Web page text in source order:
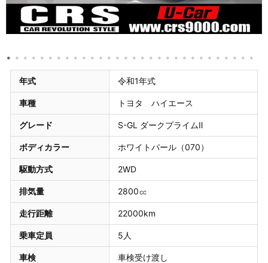
年式 令和1年式
車種 トヨタ ハイエース
グレード S-GL ダークプライムⅡ
ボディカラー ホワイトパール（070）
駆動方式 2WD
排気量 2800㏄
走行距離 22000km
乗車定員 5人
車検 車検受け渡し